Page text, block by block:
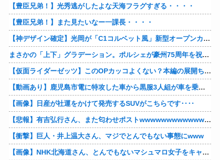
【豊臣兄弟！】光秀逃がしたよな天海フラグすぎる・・・・
【豊臣兄弟！】また見たいなー一課長・・・・
【神デザイン確定】光岡が「C1コルベット風」新型オープンカーの最新ティーザー画像を公開、マツダ・ロードスターの信頼性にレトロな外観がドッキング
まさかの「上下」グラデーション。ポルシェが豪州75周年を祝う特別モデル「911 Turbo S Land Down Under」を発表、1951年の「見果てぬ夢」が内外装に再現
【仮面ライダーゼッツ】このOPカッコよくない？本編の展開ちゃんと反映してて完成度高いし
【動画あり】鹿児島市電に特攻した車から黒服3人組が車を乗り捨てて逃走
【画像】日産が社運をかけて発売するSUVがこちらです‥‥
【悲報】有吉弘行さん、また匂わせポストwwwwwwwwwwwwwwww
【衝撃】巨人・井上温大さん、マジでとんでもない事態にwww
【画像】NHK北海道さん、とんでもないマシュマロ女子をキャスターに起用してしまうwwwwwwww